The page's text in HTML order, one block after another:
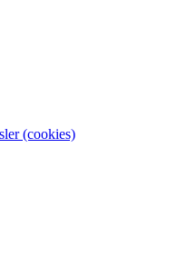
(cookies)